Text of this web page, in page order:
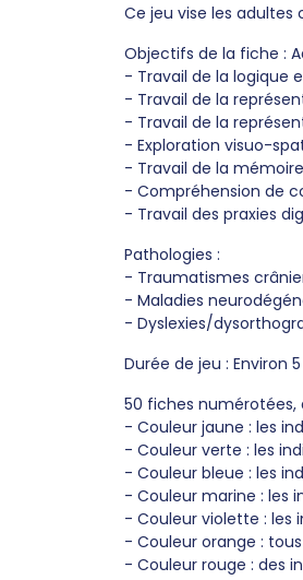
Ce jeu vise les adultes
Objectifs de la fiche :
- Travail de la logique
- Travail de la
- Travail de la
- Exploration visuo-
- Travail de la
- Compréhension de
- Travail des praxies
Pathologies :
- Traumatismes
- Maladies
- Dyslexies/
Durée de jeu : Environ
50 fiches numérotées,
- Couleur jaune : les
- Couleur verte : les
- Couleur bleue : les
- Couleur marine : les
- Couleur violette : les
- Couleur orange :
- Couleur rouge : des